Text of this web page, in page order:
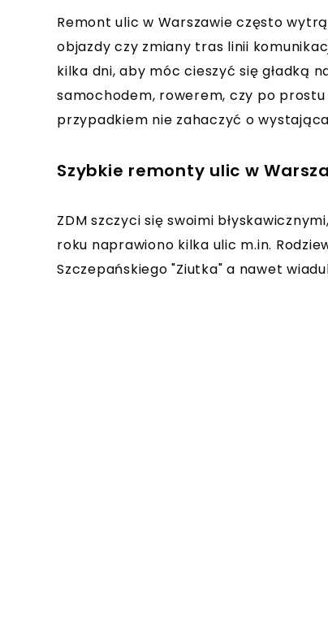
Remont ulic w Warszawie często
objazdy czy zmiany tras linii
kilka dni, aby móc cieszyć się gładką
samochodem, rowerem, czy po
przypadkiem nie zahaczyć o
Szybkie remonty ulic w
ZDM szczyci się swoimi
roku naprawiono kilka ulic m.in.
Szczepańskiego "Ziutka" a nawet